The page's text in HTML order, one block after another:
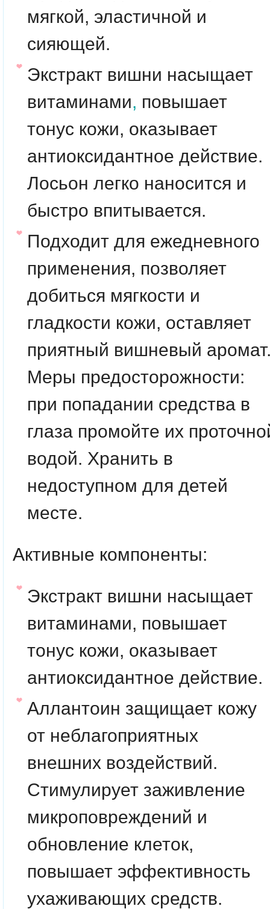
мягкой, эластичной и
сияющей.
Экстракт вишни насыщает
витаминами, повышает
тонус кожи, оказывает
антиоксидантное действие.
Лосьон легко наносится и
быстро впитывается.
Подходит для ежедневного
применения, позволяет
добиться мягкости и
гладкости кожи, оставляет
приятный вишневый
Меры предосторожности:
при попадании средства в
глаза промойте их
водой. Хранить в
недоступном для детей
месте.
Активные компоненты:
Экстракт вишни насыщает
витаминами, повышает
тонус кожи, оказывает
антиоксидантное действие.
Аллантоин защищает кожу
от неблагоприятных
внешних воздействий.
Стимулирует заживление
микроповреждений и
обновление клеток,
повышает эффективность
ухаживающих средств.